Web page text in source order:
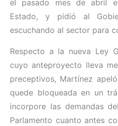
el pasado mes de abril
Estado, y pidió al
escuchando al sector para
Respecto a la nueva Ley
cuyo anteproyecto lleva
preceptivos, Martínez
quede bloqueada en un
incorpore las demandas
Parlamento cuanto antes